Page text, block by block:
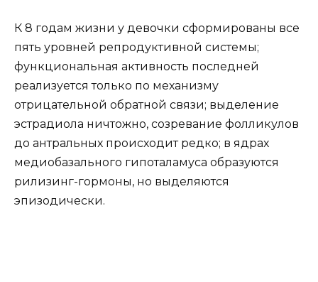
К 8 годам жизни у девочки сформированы все
пять уровней репродуктивной системы;
функциональная активность последней
реализуется только по механизму
отрицательной обратной связи; выделение
эстрадиола ничтожно, созревание фолликулов
до антральных происходит редко; в ядрах
медиобазального гипоталамуса образуются
рилизинг-гормоны, но выделяются
эпизодически.